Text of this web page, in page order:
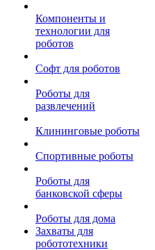
Компоненты и
технологии для
роботов
Софт для роботов
Роботы для
развлечений
Клининговые роботы
Спортивные роботы
Роботы для
банковской сферы
Роботы для дома
Захваты для
робототехники